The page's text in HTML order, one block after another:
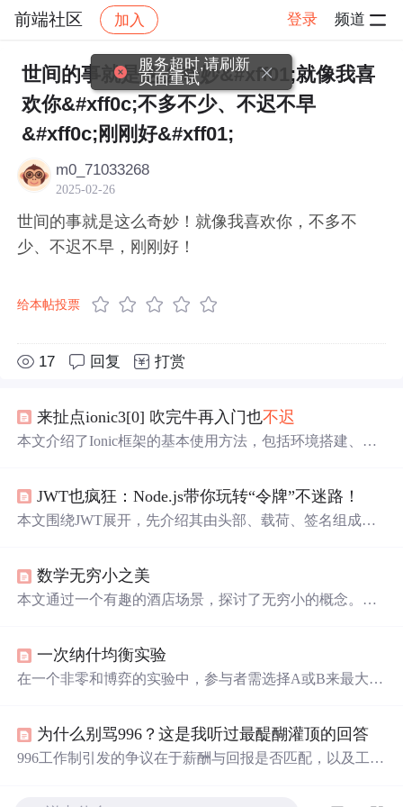
前端社区 加入 登录 频道
社区 前端社区 感慨 帖子详情
世间的事就是这么奇妙&#xff01;就像我喜
欢你&#xff0c;不多不少、不迟不早
&#xff0c;刚刚好&#xff01;
m0_71033268
2025-02-26
世间的事就是这么奇妙！就像我喜欢你，不多不
少、不迟不早，刚刚好！
给本帖投票
17 回复 打赏
来扯点ionic3[0] 吹完牛再入门也不迟
本文介绍了Ionic框架的基本使用方法，包括环境搭建、项
发。JWT也疯狂：Node.js带你玩转“令牌”不迷路！
本文围绕JWT展开，先介绍其由头部、载荷、签名组成，
s等文件编写，以及验证中间件、使用JWT和postman测
试。最后提出密钥更换、token存储等安全策略。
数学无穷小之美
本文通过一个有趣的酒店场景，探讨了无穷小的概念。文
数。这种无穷小的存在揭示了无限与有限之间的
系。
一次纳什均衡实验
在一个非零和博弈的实验中，参与者需选择A或B来最大化
概念。
为什么别骂996？这是我听过最醍醐灌顶的回答
996工作制引发的争议在于薪酬与回报是否匹配，以及工作
服务超时,请刷新
页面重试